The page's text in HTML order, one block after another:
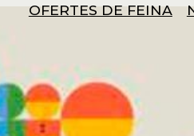
OFERTES DE FEINA